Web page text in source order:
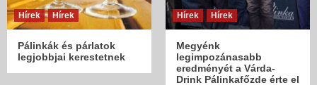
Hírek Hírek
Pálinkák és párlatok
legjobbjai kerestetnek
Hírek Hírek
Megyénk
legimpozánasabb
eredményét a Várda-
Drink Pálinkafőzde érte el